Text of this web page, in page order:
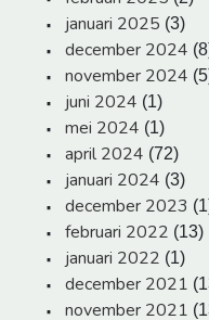
januari 2025 (3)
december 2024
november 2024
juni 2024 (1)
mei 2024 (1)
april 2024 (72)
januari 2024 (3)
december 2023
februari 2022 (13)
januari 2022 (1)
december 2021
november 2021